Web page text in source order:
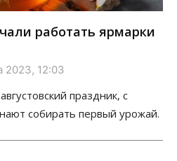
работать ярмарки
2023, 12:03
праздник, с
собирать первый урожай.